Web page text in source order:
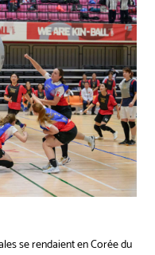
se rendaient en Corée du